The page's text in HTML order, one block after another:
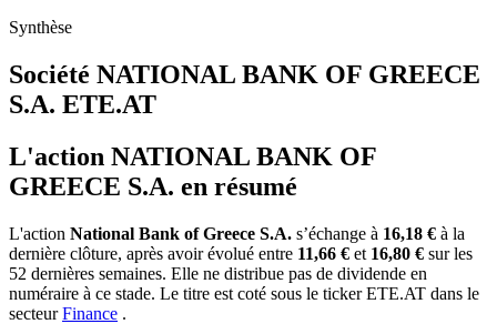
Synthèse
Société NATIONAL BANK OF GREECE
S.A. ETE.AT
L'action NATIONAL BANK OF
GREECE S.A. en résumé
L'action National Bank of Greece S.A. s’échange à 16,18 € à la
dernière clôture, après avoir évolué entre 11,66 € et 16,80 € sur les
52 dernières semaines. Elle ne distribue pas de dividende en
numéraire à ce stade. Le titre est coté sous le tickerETE.AT dans le
secteurFinance .